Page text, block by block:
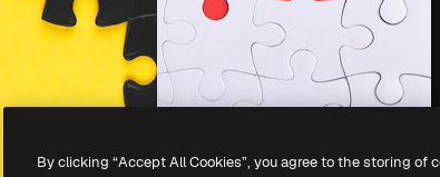
Mobil Uygulama
arıyorsun?
Her hakkı saklıdır
By clicking “Accept All Cookies”, you agree to the storing of